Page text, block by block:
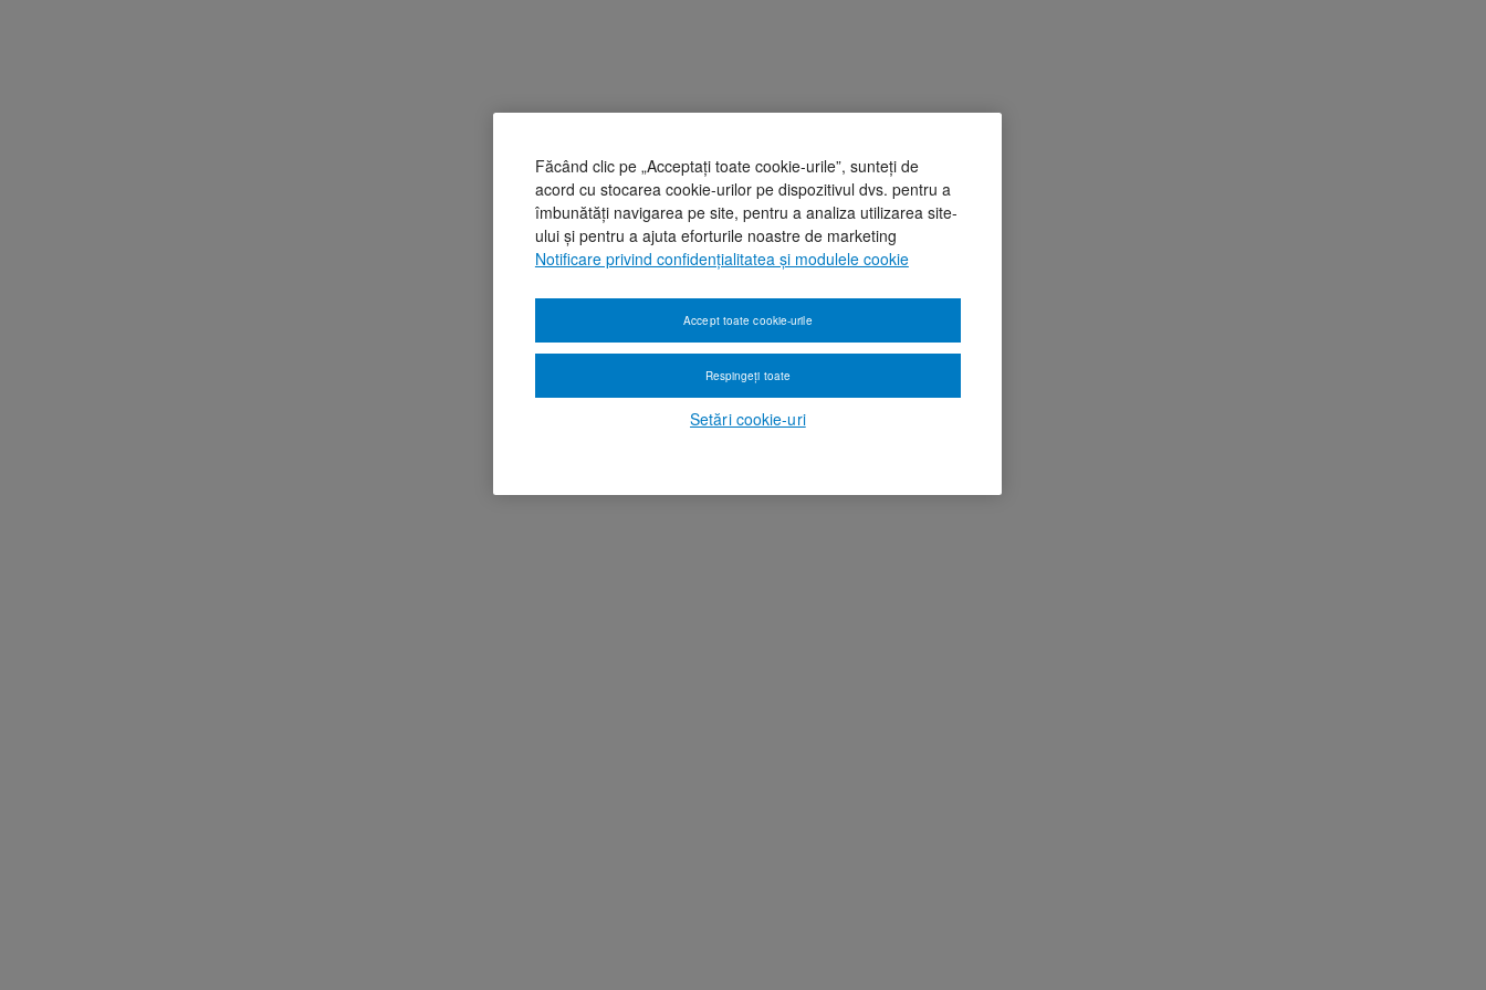
Făcând clic pe „Acceptați toate cookie-urile”, sunteți de
acord cu stocarea cookie-urilor pe dispozitivul dvs. pentru a
îmbunătăți navigarea pe site, pentru a analiza utilizarea site-
ului și pentru a ajuta eforturile noastre de marketing
Notificare privind confidențialitatea și modulele cookie
Setări cookie-uri
Respingeți toate
Accept toate cookie-urile